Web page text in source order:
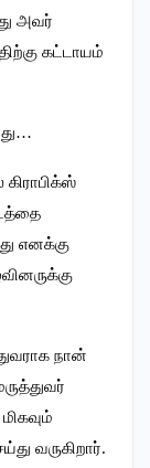
அவர்
கட்டாயம்
எனக்கு
நான்
வருகிறார்.